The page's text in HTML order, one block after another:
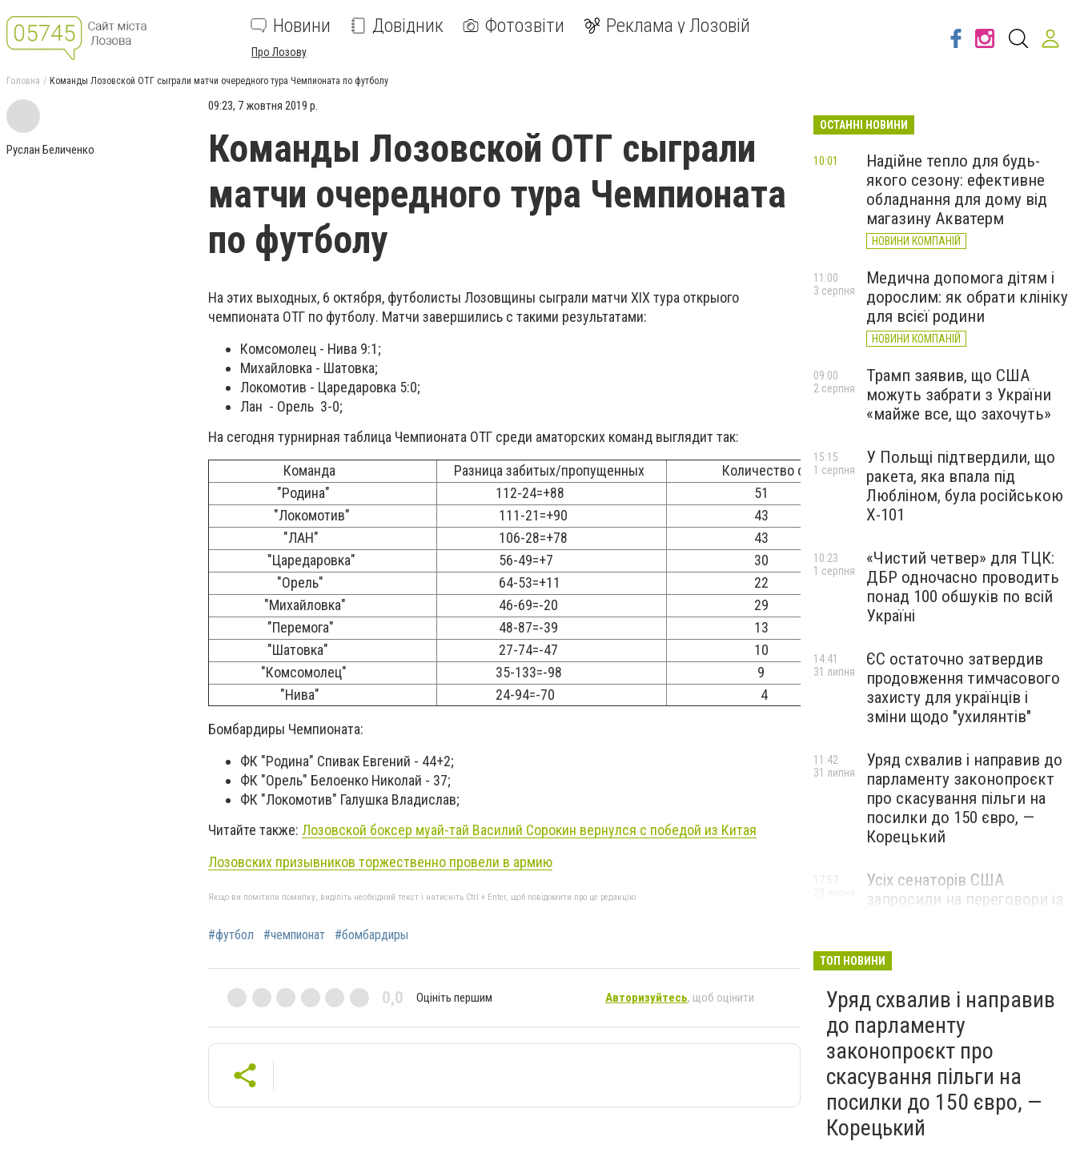
Новини Довідник Фотозвіти Реклама у Лозовій
Про Лозову
Головна Команды Лозовской ОТГ сыграли матчи очередного тура Чемпионата по футболу
Руслан Беличенко
09:23, 7 жовтня 2019 р.
Команды Лозовской ОТГ сыграли
матчи очередного тура Чемпионата
по футболу
На этих выходных, 6 октября, футболисты Лозовщины сыграли матчи ХІХ тура открыого
чемпионата ОТГ по футболу. Матчи завершились с такими результатами:
Комсомолец - Нива 9:1;
Михайловка - Шатовка;
Локомотив - Царедаровка 5:0;
Лан - Орель 3-0;
На сегодня турнирная таблица Чемпионата ОТГ среди аматорских команд выглядит так:
Команда Разница забитых/пропущенных
Количество очков
"Родина"
112-24=+88
51
"Локомотив"
111-21=+90
43
"ЛАН"
106-28=+78
43
"Царедаровка"
56-49=+7
30
"Орель"
64-53=+11
22
"Михайловка"
46-69=-20
29
"Перемога"
48-87=-39
13
"Шатовка"
27-74=-47
10
"Комсомолец"
35-133=-98
9
"Нива"
24-94=-70 4
Бомбардиры Чемпионата:
ФК "Родина" Спивак Евгений - 44+2;
ФК "Орель" Белоенко Николай - 37;
ФК "Локомотив" Галушка Владислав;
Читайте также: Лозовской боксер муай-тай Василий Сорокин вернулся с победой из Китая
Лозовских призывников торжественно провели в армию
Якщо ви помітили помилку, виділіть необхідний текст і натисніть Ctrl + Enter, щоб повідомити про це редакцію
#футбол #чемпионат #бомбардиры
0,0 Оцініть першим Авторизуйтесь, щоб оцінити
ОСТАННІ НОВИНИ
Надійне тепло для будь-
якого сезону: ефективне
обладнання для дому від
магазину Акватерм
НОВИНИ КОМПАНІЙ
10:01
Медична допомога дітям і
дорослим: як обрати клініку
для всієї родини
НОВИНИ КОМПАНІЙ
11:00
3 серпня
Трамп заявив, що США
можуть забрати з України
«майже все, що захочуть»
09:00
2 серпня
У Польщі підтвердили, що
ракета, яка впала під
Любліном, була російською
Х-101
15:15
1 серпня
«Чистий четвер» для ТЦК:
ДБР одночасно проводить
понад 100 обшуків по всій
Україні
10:23
1 серпня
ЄС остаточно затвердив
продовження тимчасового
захисту для українців і
зміни щодо "ухилянтів"
14:41
31 липня
Уряд схвалив і направив до
парламенту законопроєкт
про скасування пільги на
посилки до 150 євро, —
Корецький
11:42
31 липня
Усіх сенаторів США
запросили на переговори із
Росії, – The Hill
17:57
ТОП НОВИНИ
Уряд схвалив і направив
до парламенту
законопроєкт про
скасування пільги на
посилки до 150 євро, —
Корецький